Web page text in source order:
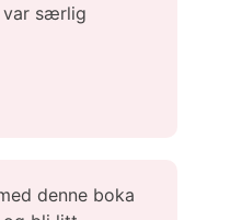
var særlig
denne boka